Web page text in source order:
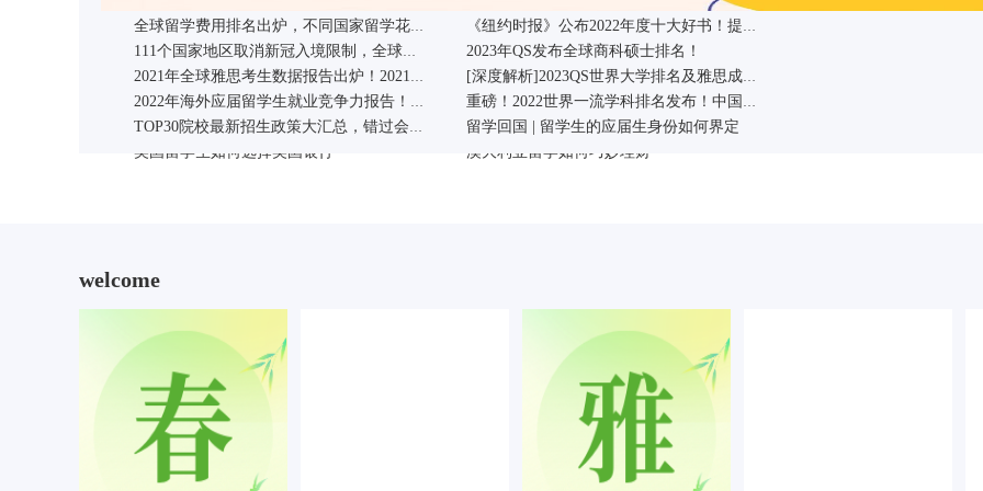
全球留学费用排名出炉，不同国家留学花费差距竟如此之大...
《纽约时报》公布2022年度十大好书！提升阅读水平，就靠它们了！
111个国家地区取消新冠入境限制，全球留学申请人数飙升！
2023年QS发布全球商科硕士排名！
2021年全球雅思考生数据报告出炉！2021中国大陆雅思考生A类均分5.97分！
[深度解析]2023QS世界大学排名及雅思成绩要求汇总
2022年海外应届留学生就业竞争力报告！留学生又行了！
重磅！2022世界一流学科排名发布！中国位列全球第二！
TOP30院校最新招生政策大汇总，错过会后悔！
留学回国 | 留学生的应届生身份如何界定
这些美国大学，女生申请更有优势！录取率最多可相差2倍以上！ 【雅思留学】换个角度扒名校，细数那些好莱坞经典电影中的美国名校们！
美国留学办理信用卡的必备常识 美国本科留学热潮下还需提早规划
美国高中留学申请：最常见的十大问题如何解 美国留学使用信用卡有哪些技巧
美国亚裔家庭收入中位数7.6万美元 领先其他族裔
美国高中留学申请：最常见的十大问题如何解
美国留学生活成本大起底 算算要准备多少经费
【英/澳】看看哪个国家更适合你？
2023年英国大学将进行国际生学费调价！这些高校的最新学费将调整为...
英国卫报发布2023年大学排名，圣安重回榜首！
【环球留学】英国留学生的生活小禁忌
【雅思留学】“出国一月听不懂课T.T”“你不是考了7吗？” 【雅思留学】想要说一口地道英语，这些日常常用俚语你得会！
史上最强英澳行李打包指南
【环球留学】到英国留学，这几种出行方式可是常识！
在中国申请办理英国签证 只需简便三步走！
英国留学存款证明，你知道怎么存了吗?
英国留学生如何选择英国银行
澳大利亚留学如何巧妙理财
welcome